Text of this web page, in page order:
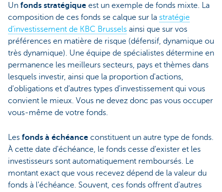
Un fonds stratégique est un exemple de fonds mixte. La
composition de ces fonds se calque sur la stratégie
d'investissement de KBC Brussels ainsi que sur vos
préférences en matière de risque (défensif, dynamique ou
très dynamique). Une équipe de spécialistes détermine en
permanence les meilleurs secteurs, pays et thèmes dans
lesquels investir, ainsi que la proportion d'actions,
d'obligations et d'autres types d'investissement qui vous
convient le mieux. Vous ne devez donc pas vous occuper
vous-même de votre fonds.
Les fonds à échéance constituent un autre type de fonds.
À cette date d'échéance, le fonds cesse d'exister et les
investisseurs sont automatiquement remboursés. Le
montant exact que vous recevez dépend de la valeur du
fonds à l'échéance. Souvent, ces fonds offrent d'autres